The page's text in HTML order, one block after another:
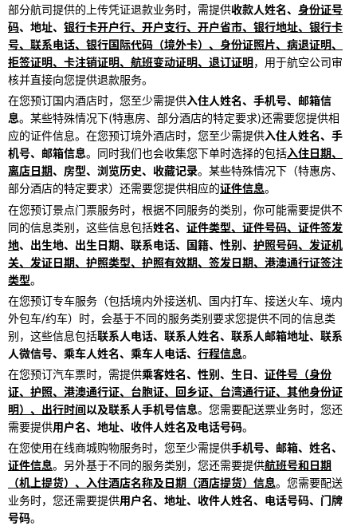
部分航司提供的上传凭证退款业务时，需提供收款人姓名、 身份证号
码、地址、 银行卡开户行、开户支行、开户省市、银行地址、银行卡
号、联系电话、银行国际代码（境外卡）、身份证照片、病退证明、
拒签证明、卡注销证明、航班变动证明、退订证明，用于航空公司审
核并直接向您提供退款服务。
在您预订国内酒店时，您至少需提供入住人姓名、手机号、邮箱信
息。某些特殊情况下(特惠房、部分酒店的特定要求)还需要您提供相
应的证件信息。在您预订境外酒店时，您至少需提供入住人姓名、手
机号、邮箱信息。同时我们也会收集您下单时选择的包括入住日期、
离店日期、房型、浏览历史、收藏记录。某些特殊情况下（特惠房、
部分酒店的特定要求）还需要您提供相应的证件信息。
在您预订景点门票服务时，根据不同服务的类别，你可能需要提供不
同的信息类别，这些信息包括姓名、 证件类型、证件号码、证件签发
地、出生地、出生日期、联系电话、国籍、性别、 护照号码、发证机
关、发证日期、护照类型、护照有效期、签发日期、港澳通行证签注
类型。
在您预订专车服务（包括境内外接送机、国内打车、接送火车、境内
外包车/约车）时，会基于不同的服务类别要求您提供不同的信息类
别，这些信息包括联系人电话、联系人姓名、联系人邮箱地址、联系
人微信号、乘车人姓名、乘车人电话、 行程信息。
在您预订汽车票时，需提供乘客姓名、性别、生日、 证件号（身份
证、护照、港澳通行证、台胞证、回乡证、台湾通行证、其他身份证
明）、出行时间以及联系人手机号信息。您需要配送票业务时，您还
需要提供用户名、地址、收件人姓名及电话号码。
在您使用在线商城购物服务时，您至少需提供手机号、邮箱、姓名、
证件信息。另外基于不同的服务类别，您还需要提供航班号和日期
（机上提货）、入住酒店名称及日期（酒店提货）信息。您需要配送
业务时，您还需要提供用户名、地址、收件人姓名、电话号码、门牌
号码。